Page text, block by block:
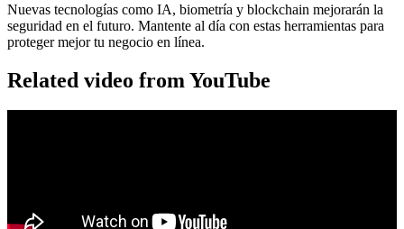
Nuevas tecnologías como IA, biometría y blockchain mejorarán la
seguridad en el futuro. Mantente al día con estas herramientas para
proteger mejor tu negocio en línea.
Related video from YouTube